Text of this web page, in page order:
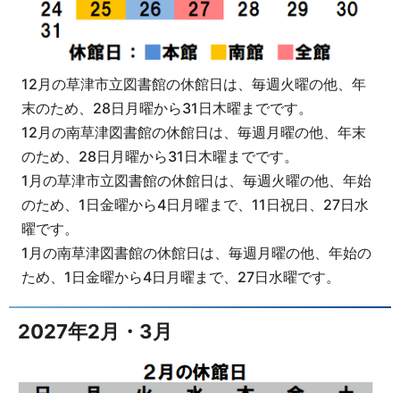
12月の草津市立図書館の休館日は、毎週火曜の他、年
末のため、28日月曜から31日木曜までです。
12月の南草津図書館の休館日は、毎週月曜の他、年末
のため、28日月曜から31日木曜までです。
1月の草津市立図書館の休館日は、毎週火曜の他、年始
のため、1日金曜から4日月曜まで、11日祝日、27日水
曜です。
1月の南草津図書館の休館日は、毎週月曜の他、年始の
ため、1日金曜から4日月曜まで、27日水曜です。
2027年2月・3月